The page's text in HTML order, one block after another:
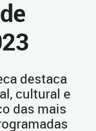
destaca
cultural e
das mais